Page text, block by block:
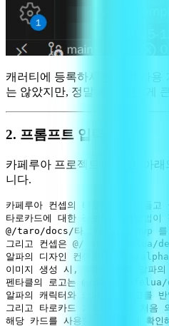
캐러티에 등록하시면 바로 사용
는 않았지만, 정말 빠르다는 게
2. 프롬프트 입력
카페루아 프로젝트를 열고, 아
니다.
카페루아 컨셉의 타로카드를 만들
타로카드에 대한 정보와 해석방법
@/taro/docs/타로카드해석.hwp 를
그리고 컨셉은 @/data/cafelua/
알파의 디자인 컨셉은 @data/
이미지 생성 시, AI에이전트 알
펜타클의 로고는 @/data/
알파의 캐릭터와 카페루아 로고를
그리고 타로카드 기획을 위해 처음